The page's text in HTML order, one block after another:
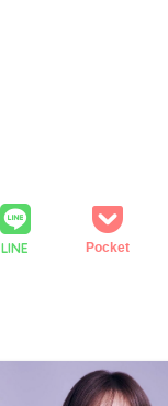
LINE Pocket